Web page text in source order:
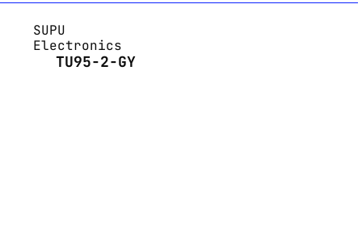
SUPU
Electronics
TU95-2-GY